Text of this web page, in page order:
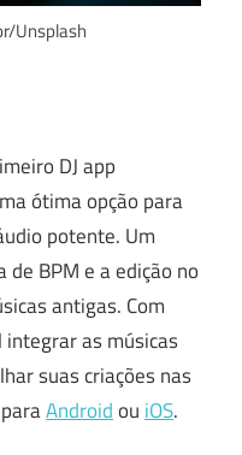
Unsplash
DJ app
ótima opção para
potente. Um
BPM e a edição no
antigas. Com
as músicas
suas criações nas
Androidou iOS.